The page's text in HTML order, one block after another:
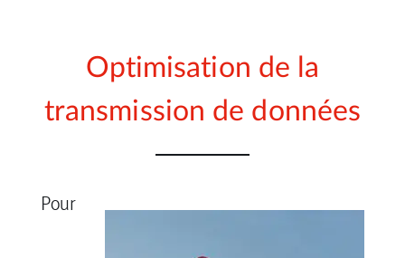
Optimisation de la
transmission de données
Pour